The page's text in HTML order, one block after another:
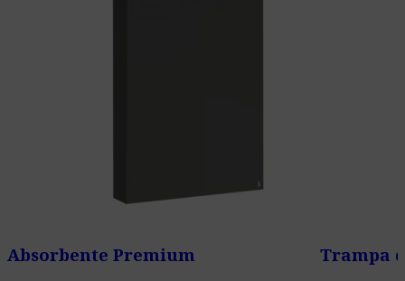
Absorbente Premium Trampa